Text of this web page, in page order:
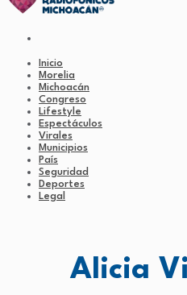
Inicio
Morelia
Michoacán
Congreso
Lifestyle
Espectáculos
Virales
Municipios
País
Seguridad
Deportes
Legal
Alicia